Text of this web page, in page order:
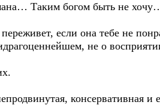
Таким богом быть не
если она тебе не
не о
консервативная